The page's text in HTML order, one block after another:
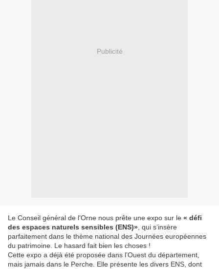
Publicité
Le Conseil général de l'Orne nous prête une expo sur le « défi
des espaces naturels sensibles (ENS)» , qui s’insère
parfaitement dans le thème national des Journées européennes
du patrimoine. Le hasard fait bien les choses !
Cette expo a déjà été proposée dans l’Ouest du département,
mais jamais dans le Perche. Elle présente les divers ENS, dont